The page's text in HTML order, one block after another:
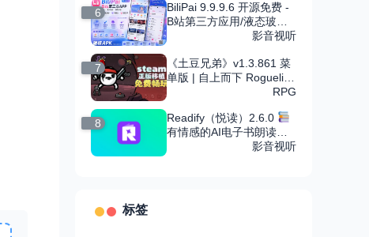
6
BiliPai 9.9.9.6 开源免费 -
B站第三方应用/液态玻璃
影音视听
7
《土豆兄弟》v1.3.861 菜
单版 | 自上而下 Roguelike
RPG
8
Readify（悦读）2.6.0
有情感的AI电子书朗读，
多国语言，支持多格式
影音视听
标签